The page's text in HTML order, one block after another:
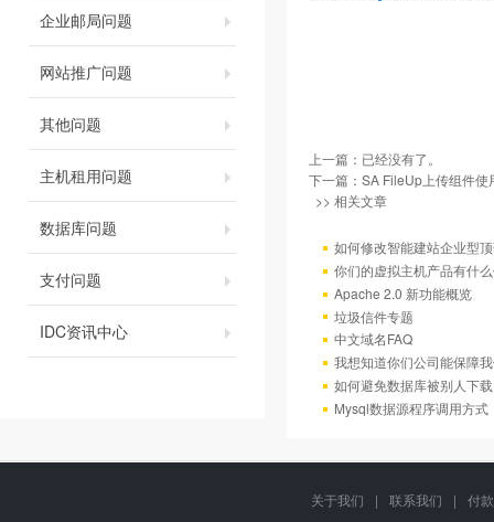
企业邮局问题
网站推广问题
其他问题
主机租用问题
数据库问题
支付问题
IDC资讯中心
上一篇：已经没有了。
下一篇： SA FileUp上传组件使
>> 相关文章
如何修改智能建站企业型
你们的虚拟主机产品有什
Apache 2.0 新功能概览
垃圾信件专题
中文域名FAQ
我想知道你们公司能保障
如何避免数据库被别人下
Mysql数据源程序调用方
关于我们 | 联系我们 |
付